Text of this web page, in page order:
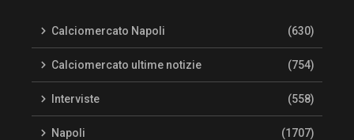
Calciomercato Napoli (630)
Calciomercato ultime notizie (754)
Interviste (558)
Napoli (1707)